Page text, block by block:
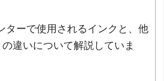
ターで使用されるインクと、他
違いについて解説していま